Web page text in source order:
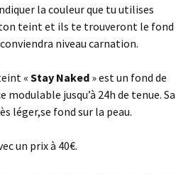
la couleur que tu utilises
teint et ils te trouveront le fond
niveau carnation.
« Stay Naked» est un fond de
jusqu’à 24h de tenue. Sa
léger,se fond sur la peau.
un prix à 40€.